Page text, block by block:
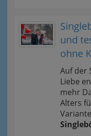
und
ohne
Auf der
Liebe
mehr
Alters